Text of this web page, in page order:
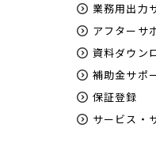
業務用出力
アフターサ
資料ダウン
補助金サポ
保証登録
サービス・